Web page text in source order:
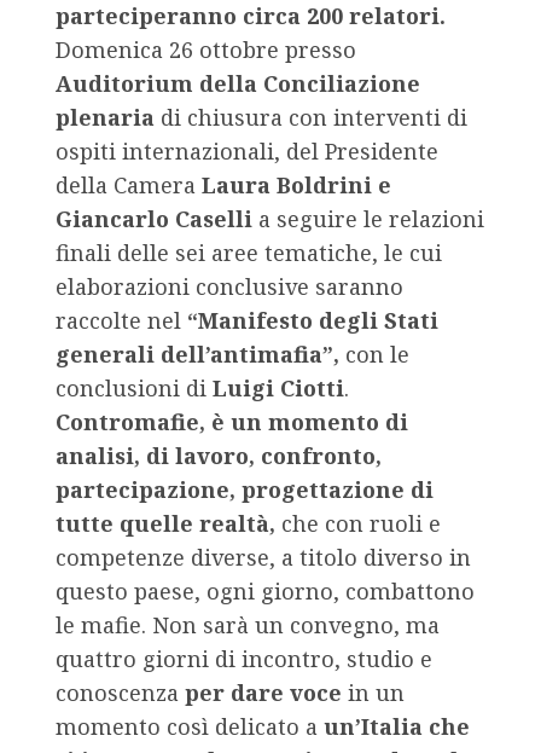
parteciperanno circa 200 relatori.
Domenica 26 ottobre presso
Auditorium della Conciliazione
plenaria di chiusura con interventi di
ospiti internazionali, del Presidente
della Camera Laura Boldrini e
Giancarlo Caselli a seguire le relazioni
finali delle sei aree tematiche, le cui
elaborazioni conclusive saranno
raccolte nel “Manifesto degli Stati
generali dell’antimafia”, con le
conclusioni di Luigi Ciotti.
Contromafie, è un momento di
analisi, di lavoro, confronto,
partecipazione, progettazione di
tutte quelle realtà, che con ruoli e
competenze diverse, a titolo diverso in
questo paese, ogni giorno, combattono
le mafie. Non sarà un convegno, ma
quattro giorni di incontro, studio e
conoscenza per dare voce in un
momento così delicato a un’Italia che